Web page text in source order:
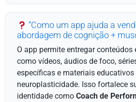
“Como um app ajuda a
abordagem de cognição +
O app permite entregar conteúdos
como vídeos, áudios de foco,
específicas e materiais educativos
neuroplasticidade. Isso fortalece
identidade como Coach de